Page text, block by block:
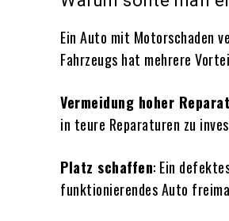
Ein Auto mit Motorschaden
Fahrzeugs hat mehrere
Vermeidung hoher
in teure Reparaturen zu
Platz schaffen: Ein
funktionierendes Auto